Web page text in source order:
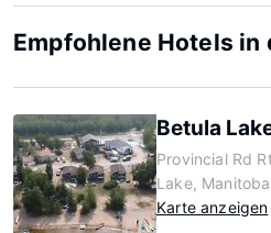
Empfohlene Hotels in
Betula
Provincial Rd
Lake,
Karte anzeigen